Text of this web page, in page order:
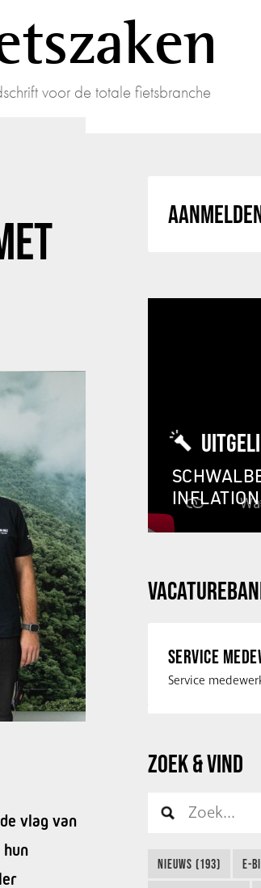
voor de totale fietsbranche
vlag van
SERVICE
ZOEK & VIND
NIEUWS (193) E-